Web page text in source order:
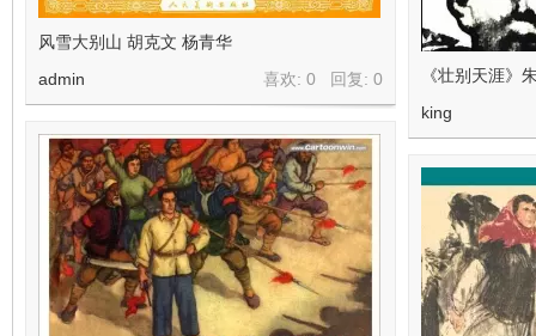
风雪大别山 胡克文 杨青华
喜欢: 0 回复: 0
admin
《壮别天涯》
king